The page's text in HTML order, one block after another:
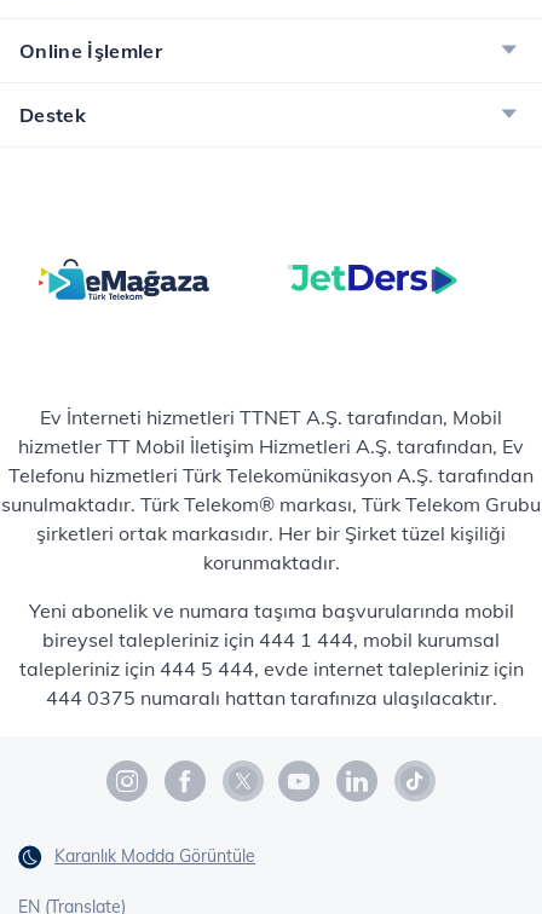
Online İşlemler
Destek
Ev İnterneti hizmetleri TTNET A.Ş. tarafından, Mobil
hizmetler TT Mobil İletişim Hizmetleri A.Ş. tarafından, Ev
Telefonu hizmetleri Türk Telekomünikasyon A.Ş. tarafından
sunulmaktadır. Türk Telekom® markası, Türk Telekom Grubu
şirketleri ortak markasıdır. Her bir Şirket tüzel kişiliği
korunmaktadır.
Yeni abonelik ve numara taşıma başvurularında mobil
bireysel talepleriniz için 444 1 444, mobil kurumsal
talepleriniz için 444 5 444, evde internet talepleriniz için
444 0375 numaralı hattan tarafınıza ulaşılacaktır.
Karanlık Modda Görüntüle
EN (Translate)